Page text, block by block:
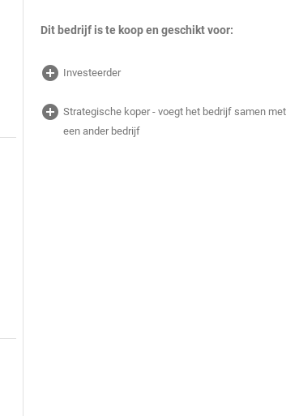
Dit bedrijf is te koop en geschikt voor:
add_circle Investeerder
add_circle Strategische koper - voegt het bedrijf samen met
een ander bedrijf